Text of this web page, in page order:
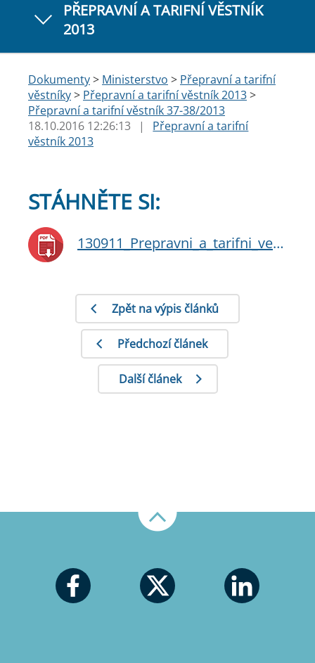
PŘEPRAVNÍ A TARIFNÍ VĚSTNÍK
2013
Dokumenty> Ministerstvo > Přepravní a tarifní
věstníky> Přepravní a tarifní věstník 2013>
Přepravní a tarifní věstník 37-38/2013
18.10.2016 12:26:13
|
Přepravní a tarifní
věstník 2013
STÁHNĚTE SI:
130911_Prepravni_a_tarifni_vestnik_3738.pdf
Zpět na výpis článků
Předchozí článek
Další článek